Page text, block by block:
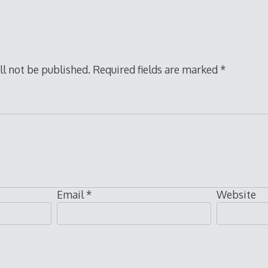
not be published. Required fields are marked *
Email* Website